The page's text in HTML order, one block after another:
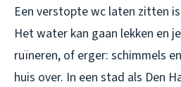
Een verstopte wc laten zitten
Het water kan gaan lekken en
ruïneren, of erger: schimmels
huis over. In een stad als Den